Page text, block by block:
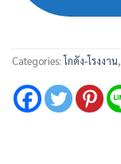
Categories:โกดัง-โรงงาน,